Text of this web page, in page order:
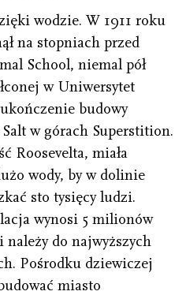
wodzie. W 1911 roku
na stopniach przed
School, niemal pół
w Uniwersytet
budowy
w górach Superstition.
Roosevelta, miała
wody, by w dolinie
sto tysięcy ludzi.
wynosi 5 milionów
należy do najwyższych
Pośrodku dziewiczej
miasto